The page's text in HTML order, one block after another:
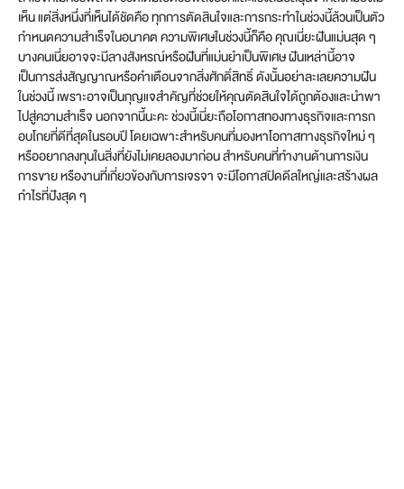
เห็น แต่สิ่งหนึ่งที่เห็นได้ชัดคือ ทุกการตัดสินใจและการกระทำในช่วงนี้ล้วนเป็นตัว
กำหนดความสำเร็จในอนาคต ความพิเศษในช่วงนี้ก็คือ คุณเนี่ยะฝันแม่นสุด ๆ
บางคนเนี่ยอาจจะมีลางสังหรณ์หรือฝันที่แม่นยำเป็นพิเศษ ฝันเหล่านี้อาจ
เป็นการส่งสัญญาณหรือคำเตือนจากสิ่งศักดิ์สิทธิ์ ดังนั้นอย่าละเลยความฝัน
ในช่วงนี้ เพราะอาจเป็นกุญแจสำคัญที่ช่วยให้คุณตัดสินใจได้ถูกต้องและนำพา
ไปสู่ความสำเร็จ นอกจากนี้นะคะ ช่วงนี้เนี่ยะถือโอกาสทองทางธุรกิจและการก
อบโกยที่ดีที่สุดในรอบปี โดยเฉพาะสำหรับคนที่มองหาโอกาสทางธุรกิจใหม่ ๆ
หรืออยากลงทุนในสิ่งที่ยังไม่เคยลองมาก่อน สำหรับคนที่ทำงานด้านการเงิน
การขาย หรืองานที่เกี่ยวข้องกับการเจรจา จะมีโอกาสปิดดีลใหญ่และสร้างผล
กำไรที่ปังสุด ๆ